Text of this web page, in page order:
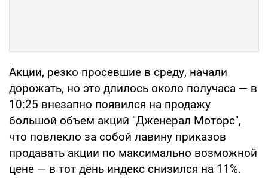
Акции, резко просевшие в среду, начали
дорожать, но это длилось около получаса — в
10:25 внезапно появился на продажу
большой объем акций "Дженерал Моторс",
что повлекло за собой лавину приказов
продавать акции по максимально возможной
цене — в тот день индекс снизился на 11%.